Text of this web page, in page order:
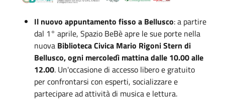
Il nuovo appuntamento fisso a Bellusco: a partire
dal 1° aprile, Spazio BeBè apre le sue porte nella
nuova Biblioteca Civica Mario Rigoni Stern di
Bellusco,ogni mercoledì mattina dalle 10.00 alle
12.00. Un'occasione di accesso libero e gratuito
per confrontarsi con esperti, socializzare e
partecipare ad attività di musica e lettura.